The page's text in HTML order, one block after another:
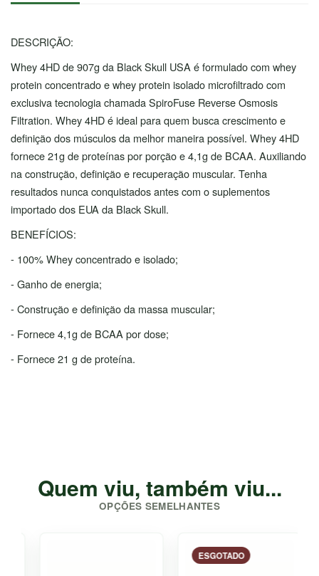
DESCRIÇÃO:
Whey 4HD de 907g da Black Skull USA é formulado com whey
protein concentrado e whey protein isolado microfiltrado com
exclusiva tecnologia chamada SpiroFuse Reverse Osmosis
Filtration. Whey 4HD é ideal para quem busca crescimento e
definição dos músculos da melhor maneira possível. Whey 4HD
fornece 21g de proteínas por porção e 4,1g de BCAA. Auxiliando
na construção, definição e recuperação muscular. Tenha
resultados nunca conquistados antes com o suplementos
importado dos EUA da Black Skull.
BENEFÍCIOS:
- 100% Whey concentrado e isolado;
- Ganho de energia;
- Construção e definição da massa muscular;
- Fornece 4,1g de BCAA por dose;
- Fornece 21 g de proteína.
Quem viu, também viu...
OPÇÕES SEMELHANTES
-29%
ESGOTADO